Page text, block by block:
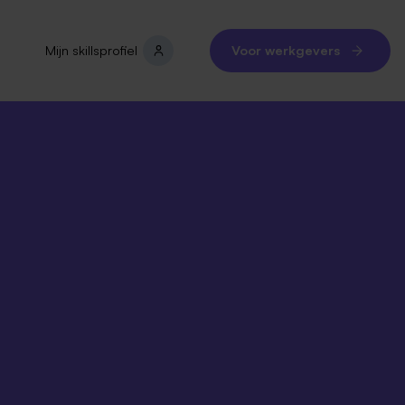
Mijn skillsprofiel Voor werkgevers